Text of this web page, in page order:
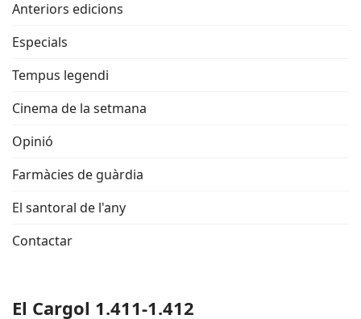
Anteriors edicions
Especials
Tempus legendi
Cinema de la setmana
Opinió
Farmàcies de guàrdia
El santoral de l'any
Contactar
El Cargol 1.411-1.412